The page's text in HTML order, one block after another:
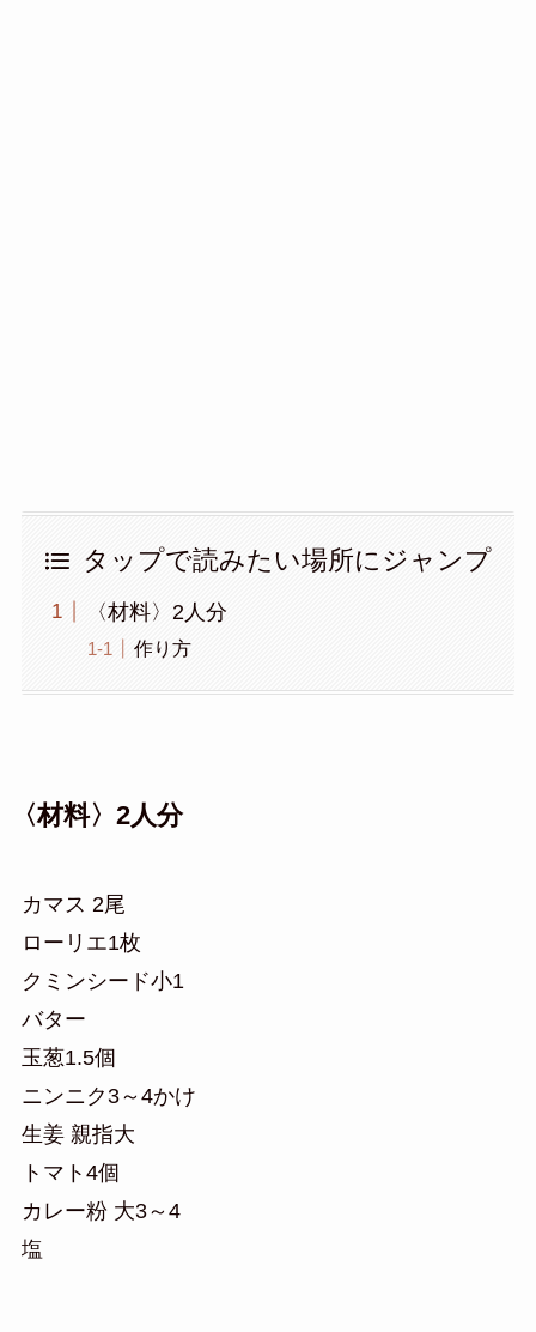
タップで読みたい場所にジャンプ
〈材料〉2人分
作り方
〈材料〉2人分
カマス 2尾
ローリエ1枚
クミンシード小1
バター
玉葱1.5個
ニンニク3～4かけ
生姜 親指大
トマト4個
カレー粉 大3～4
塩